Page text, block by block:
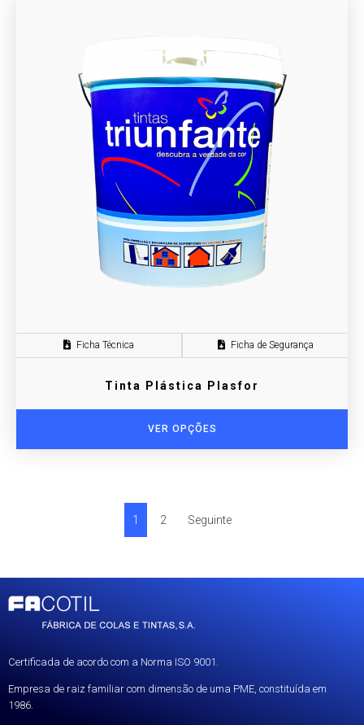
Ficha Técnica Ficha de Segurança
Tinta Plástica Plasfor
VER OPÇÕES
1 2 Seguinte
Certificada de acordo com a Norma ISO 9001.
Empresa de raiz familiar com dimensão de uma PME, constituída em
1986.